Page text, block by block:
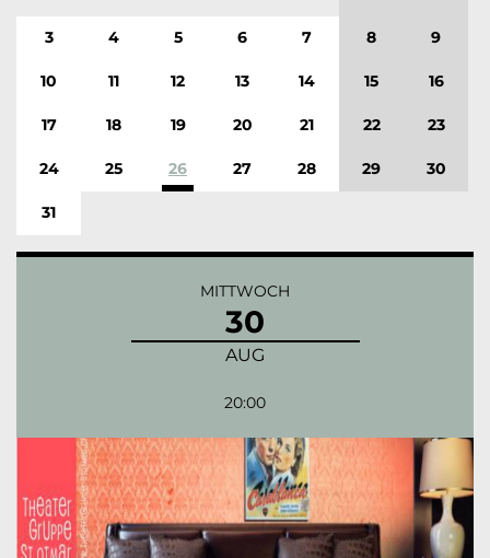
3 4 5 6 7 8 9
10 11 12 13 14 15 16
17 18 19 20 21 22 23
24 25 26 27 28 29 30
31
MITTWOCH
30
AUG
20:00